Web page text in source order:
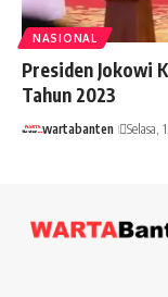
NASIONAL
Presiden Jokowi
Tahun 2023
wartabanten Selasa,